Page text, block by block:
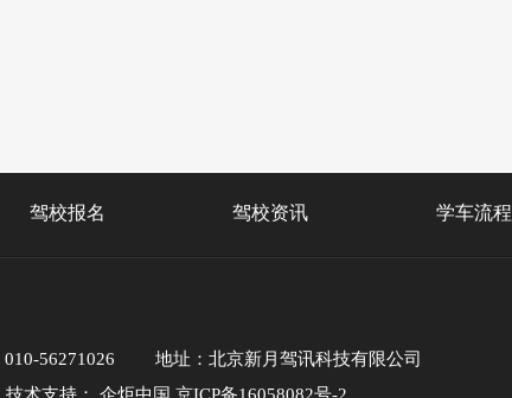
驾校报名 驾校资讯 学车流程
56271026
地址：北京新月驾讯科技有限公司